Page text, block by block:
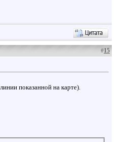
#15
показанной на карте).